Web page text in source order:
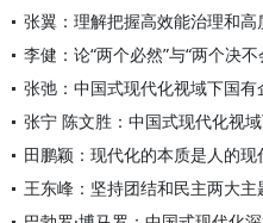
张翼：理解把握高效能治理和
张宁 陈文胜：中国式现代化视
田鹏颖：现代化的本质是人的现
王东峰：坚持团结和民主两大